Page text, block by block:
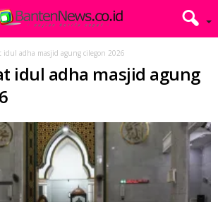
idul adha masjid agung cilegon 2026
idul adha masjid agung